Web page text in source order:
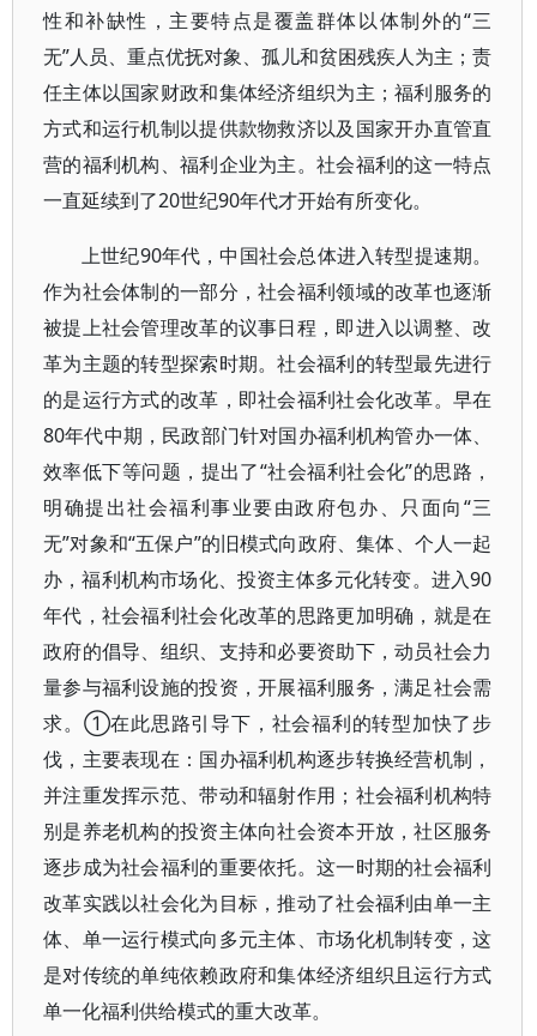
性和补缺性，主要特点是覆盖群体以体制外的“三
无”人员、重点优抚对象、孤儿和贫困残疾人为主；责
任主体以国家财政和集体经济组织为主；福利服务的
方式和运行机制以提供款物救济以及国家开办直管直
营的福利机构、福利企业为主。社会福利的这一特点
一直延续到了20世纪90年代才开始有所变化。
上世纪90年代，中国社会总体进入转型提速期。
作为社会体制的一部分，社会福利领域的改革也逐渐
被提上社会管理改革的议事日程，即进入以调整、改
革为主题的转型探索时期。社会福利的转型最先进行
的是运行方式的改革，即社会福利社会化改革。早在
80年代中期，民政部门针对国办福利机构管办一体、
效率低下等问题，提出了“社会福利社会化”的思路，
明确提出社会福利事业要由政府包办、只面向“三
无”对象和“五保户”的旧模式向政府、集体、个人一起
办，福利机构市场化、投资主体多元化转变。进入90
年代，社会福利社会化改革的思路更加明确，就是在
政府的倡导、组织、支持和必要资助下，动员社会力
量参与福利设施的投资，开展福利服务，满足社会需
求。①在此思路引导下，社会福利的转型加快了步
伐，主要表现在：国办福利机构逐步转换经营机制，
并注重发挥示范、带动和辐射作用；社会福利机构特
别是养老机构的投资主体向社会资本开放，社区服务
逐步成为社会福利的重要依托。这一时期的社会福利
改革实践以社会化为目标，推动了社会福利由单一主
体、单一运行模式向多元主体、市场化机制转变，这
是对传统的单纯依赖政府和集体经济组织且运行方式
单一化福利供给模式的重大改革。